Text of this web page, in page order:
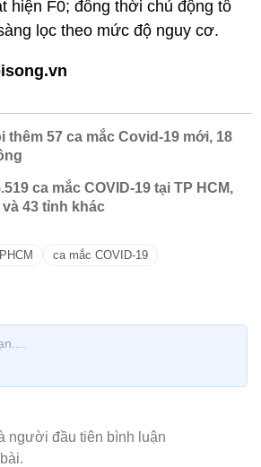
hiện F0; đồng thời chủ động tổ
lọc theo mức độ nguy cơ.
thêm 57 ca mắc Covid-19 mới, 18
ca mắc COVID-19 tại TP HCM,
và 43 tỉnh khác
ca mắc COVID-19